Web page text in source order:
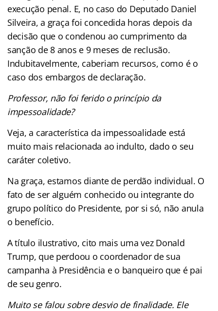
execução penal. E, no caso do Deputado Daniel
Silveira, a graça foi concedida horas depois da
decisão que o condenou ao cumprimento da
sanção de 8 anos e 9 meses de reclusão.
Indubitavelmente, caberiam recursos, como é o
caso dos embargos de declaração.
Professor, não foi ferido o princípio da
impessoalidade?
Veja, a característica da impessoalidade está
muito mais relacionada ao indulto, dado o seu
caráter coletivo.
Na graça, estamos diante de perdão individual. O
fato de ser alguém conhecido ou integrante do
grupo político do Presidente, por si só, não anula
o benefício.
A título ilustrativo, cito mais uma vez Donald
Trump, que perdoou o coordenador de sua
campanha à Presidência e o banqueiro que é pai
de seu genro.
Muito se falou sobre desvio de finalidade. Ele